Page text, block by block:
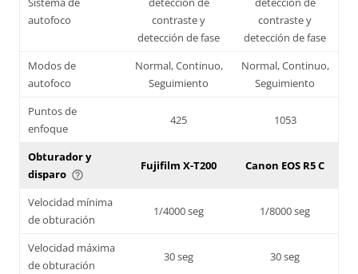
autofoco
contraste y
detección de fase
contraste y
detección de fase
Modos de
autofoco
Normal, Continuo,
Seguimiento
Normal, Continuo,
Seguimiento
Puntos de
enfoque
425 1053
Obturador y
disparo help_outline
Fujifilm X-T200 Canon EOS R5 C
Velocidad mínima
de obturación
1/4000 seg 1/8000 seg
Velocidad máxima
de obturación
30 seg 30 seg